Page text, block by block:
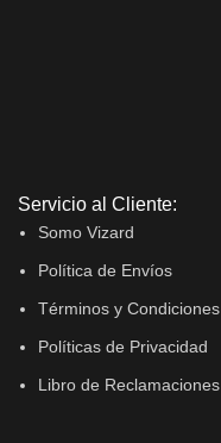
Servicio al Cliente:
Somo Vizard
Política de Envíos
Términos y Condiciones
Políticas de Privacidad
Libro de Reclamaciones